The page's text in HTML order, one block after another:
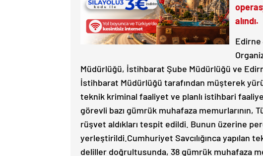
alındı.
Edirne
Müdürlüğü, İstihbarat Şube Müdürlüğü ve
İstihbarat Müdürlüğü tarafından müşterek
teknik kriminal faaliyet ve planlı istihbari
görevli bazı gümrük muhafaza memurlarının,
rüşvet aldıkları tespit edildi. Bunun üzerine
yerleştirildi.Cumhuriyet Savcılığınca yapılan
deliller doğrultusunda, 38 gümrük muhafaza